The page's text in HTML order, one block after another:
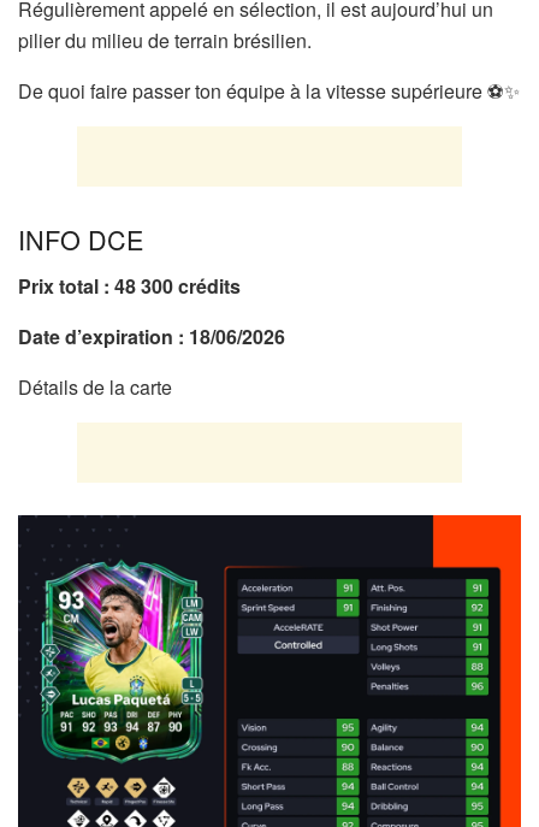
Régulièrement appelé en sélection, il est aujourd’hui un
pilier du milieu de terrain brésilien.
De quoi faire passer ton équipe à la vitesse supérieure ⚽✨
INFO DCE
Prix total : 48 300crédits
Date d’expiration : 18/06/2026
Détails de la carte